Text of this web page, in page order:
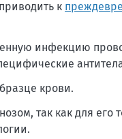
к
инфекцию
крови.
так как для